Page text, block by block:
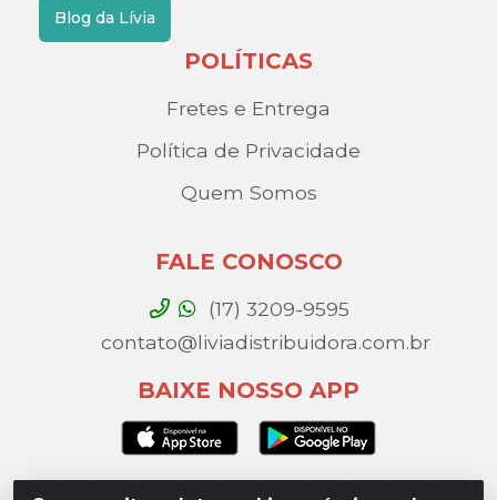
Blog da Lívia
POLÍTICAS
Fretes e Entrega
Política de Privacidade
Quem Somos
FALE CONOSCO
(17) 3209-9595
contato@liviadistribuidora.com.br
BAIXE NOSSO APP